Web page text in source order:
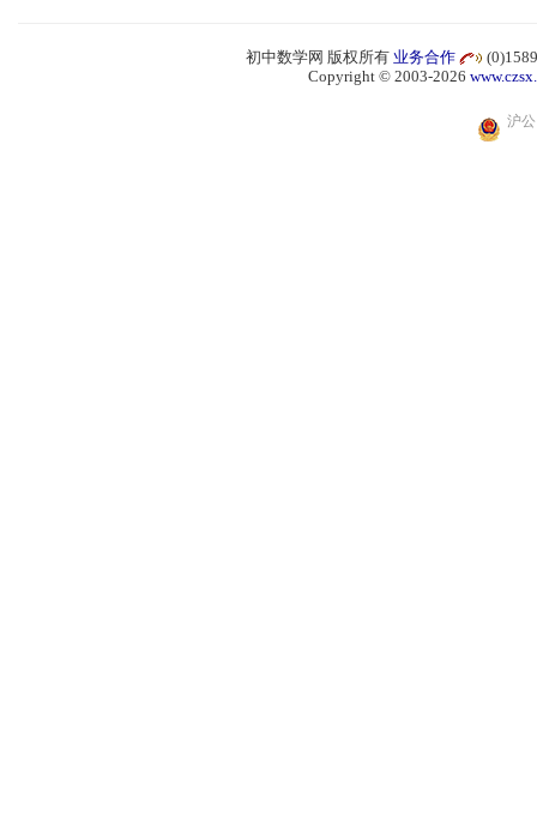
初中数学网 版权所有 业务合作
Copyright © 2003-2026
沪公